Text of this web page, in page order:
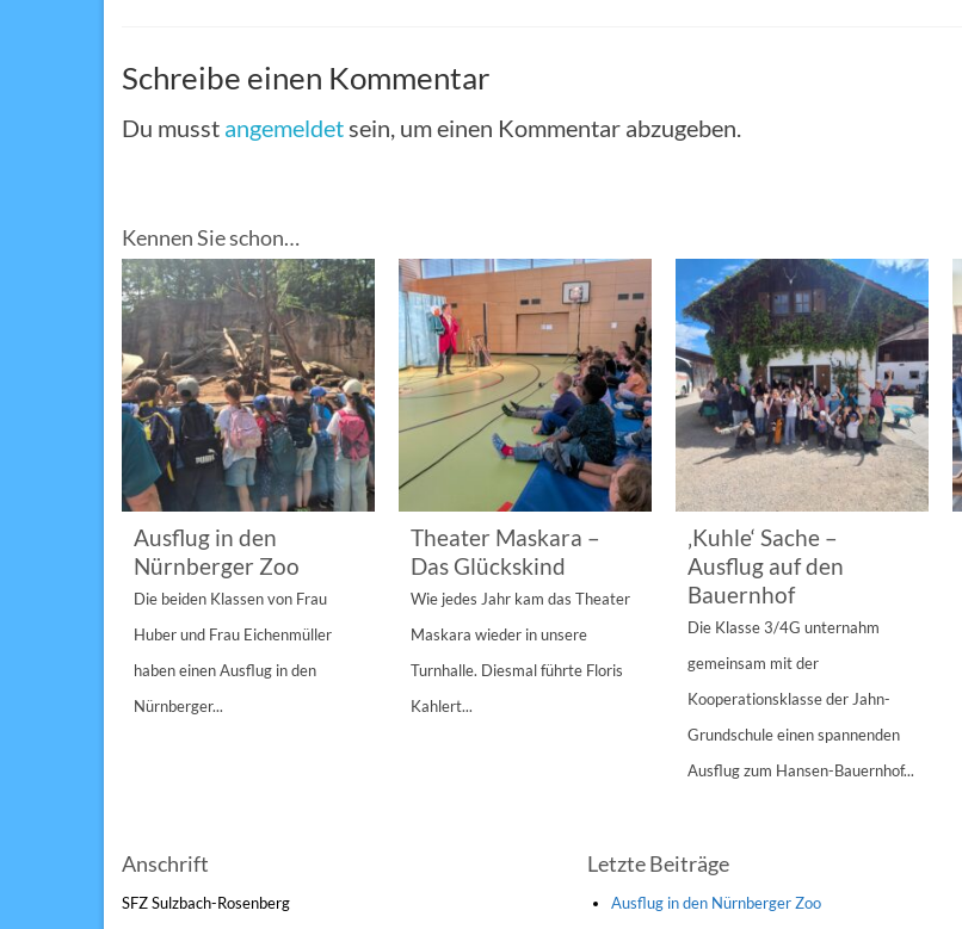
Schreibe einen Kommentar
Du musst angemeldetsein, um einen Kommentar abzugeben.
Kennen Sie schon…
Ausflug in den
Nürnberger Zoo
Die beiden Klassen von Frau
Huber und Frau Eichenmüller
haben einen Ausflug in den
Nürnberger...
Theater Maskara –
Das Glückskind
Wie jedes Jahr kam das Theater
Maskara wieder in unsere
Turnhalle. Diesmal führte Floris
Kahlert...
‚Kuhle‘ Sache –
Ausflug auf den
Bauernhof
Die Klasse 3/4G unternahm
gemeinsam mit der
Kooperationsklasse der Jahn-
Grundschule einen spannenden
Ausflug zum Hansen-Bauernhof...
Anschrift
SFZ Sulzbach-Rosenberg
Letzte Beiträge
Ausflug in den Nürnberger Zoo